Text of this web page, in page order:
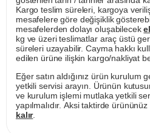
Kargo teslim süreleri, kargoya
mesafelere göre değişiklik
mesafelerden dolayı oluşabilecek
kg ve üzeri teslimatlar araç üstü
süreleri uzayabilir. Cayma hakkı
edilen ürüne ilişkin kargo/nakliyat
Eğer satın aldığınız ürün kurulum
yetkili servisi arayın. Ürünün
ve kurulum işlemi mutlaka yetkili
yapılmalıdır. Aksi taktirde ürününüz
kalır.